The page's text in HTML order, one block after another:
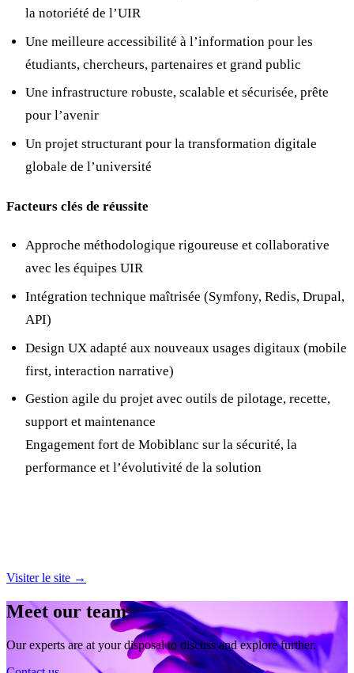
la notoriété de l’UIR
Une meilleure accessibilité à l’information pour les
étudiants, chercheurs, partenaires et grand public
Une infrastructure robuste, scalable et sécurisée, prête
pour l’avenir
Un projet structurant pour la transformation digitale
globale de l’université
Facteurs clés de réussite
Approche méthodologique rigoureuse et collaborative
avec les équipes UIR
Intégration technique maîtrisée (Symfony, Redis, Drupal,
API)
Design UX adapté aux nouveaux usages digitaux (mobile
first, interaction narrative)
Gestion agile du projet avec outils de pilotage, recette,
support et maintenance
Engagement fort de Mobiblanc sur la sécurité, la
performance et l’évolutivité de la solution
Visiter le site →
Meet our team
Our experts are at your disposal to discuss and explore further.